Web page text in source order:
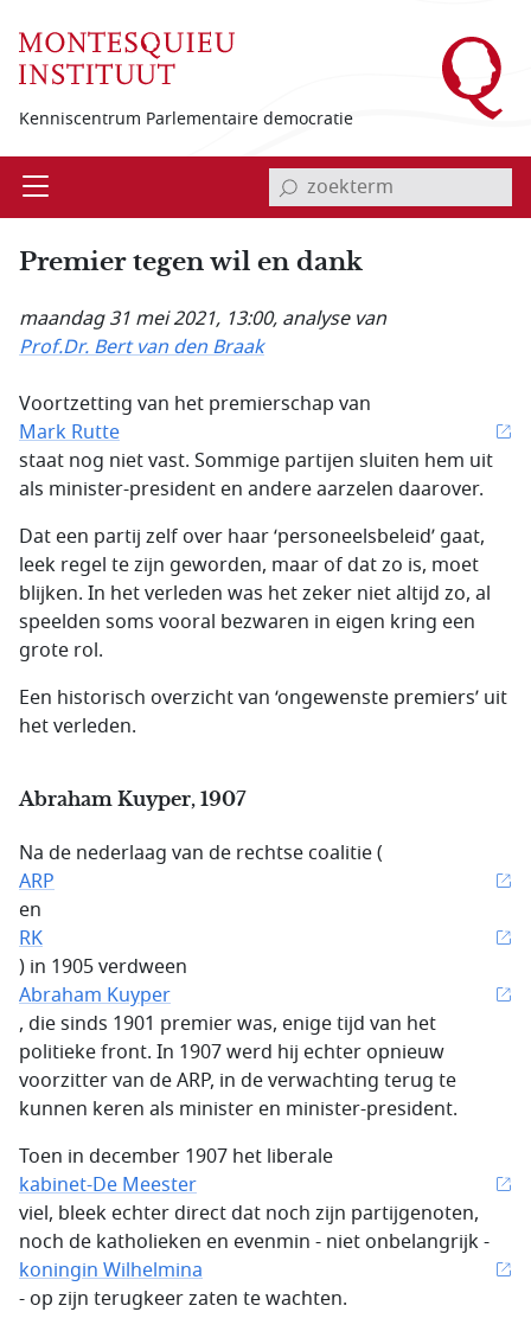
Kenniscentrum Parlementaire democratie
Open invoerveld zoekterm
Premier tegen wil en dank
maandag 31 mei 2021, 13:00, analyse van
Prof.Dr. Bert van den Braak
Voortzetting van het premierschap van
Mark Rutte
staat nog niet vast. Sommige partijen sluiten hem uit
als minister-president en andere aarzelen daarover.
Dat een partij zelf over haar ‘personeelsbeleid’ gaat,
leek regel te zijn geworden, maar of dat zo is, moet
blijken. In het verleden was het zeker niet altijd zo, al
speelden soms vooral bezwaren in eigen kring een
grote rol.
Een historisch overzicht van ‘ongewenste premiers’ uit
het verleden.
Abraham Kuyper, 1907
Na de nederlaag van de rechtse coalitie (
ARP
en
RK
) in 1905 verdween
Abraham Kuyper
, die sinds 1901 premier was, enige tijd van het
politieke front. In 1907 werd hij echter opnieuw
voorzitter van de ARP, in de verwachting terug te
kunnen keren als minister en minister-president.
Toen in december 1907 het liberale
kabinet-De Meester
viel, bleek echter direct dat noch zijn partijgenoten,
noch de katholieken en evenmin - niet onbelangrijk -
koningin Wilhelmina
- op zijn terugkeer zaten te wachten.